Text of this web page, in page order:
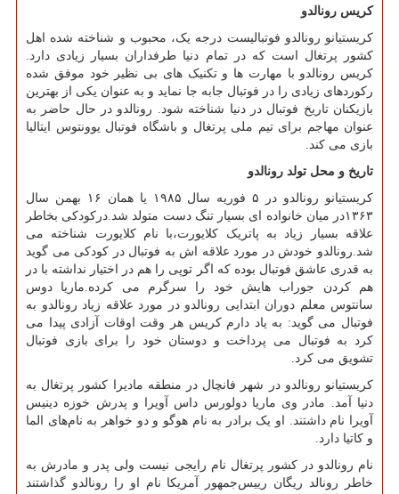
کریس رونالدو
کریستیانو رونالدو فوتبالیست درجه یک، محبوب و شناخته شده اهل
کشور پرتغال است که در تمام دنیا طرفداران بسیار زیادی دارد.
کریس رونالدو با مهارت ها و تکنیک های بی نظیر خود موفق شده
رکوردهای زیادی را در فوتبال جابه جا نماید و به عنوان یکی از بهترین
بازیکنان تاریخ فوتبال در دنیا شناخته شود. رونالدو در حال حاضر به
عنوان مهاجم برای تیم ملی پرتغال و باشگاه فوتبال یوونتوس ایتالیا
بازی می کند.
تاریخ و محل تولد رونالدو
کریستیانو رونالدو در ۵ فوریه سال ۱۹۸۵ یا همان ۱۶ بهمن سال
۱۳۶۳در میان خانواده ای بسیار تنگ دست متولد شد.درکودکی بخاطر
علاقه بسیار زیاد به پاتریک کلایورت،با نام کلایورت شناخته می
شد.رونالدو خودش در مورد علاقه اش به فوتبال در کودکی می گوید
به قدری عاشق فوتبال بوده که اگر توپی را هم در اختیار نداشته با در
هم کردن جوراب هایش خود را سرگرم می کرده.ماریا دوس
سانتوس معلم دوران ابتدایی رونالدو در مورد علاقه زیاد رونالدو به
فوتبال می گوید: به یاد دارم کریس هر وقت اوقات آزادی پیدا می
کرد به فوتبال می پرداخت و دوستان خود را برای بازی فوتبال
تشویق می کرد.
کریستیانو رونالدو در شهر فانچال در منطقه مادیرا کشور پرتغال به
دنیا آمد. مادر وی ماریا دولورس داس آویرا و پدرش خوزه دینیس
آویرا نام داشتند. او یک برادر به نام هوگو و دو خواهر به نام‌های الما
و کاتیا دارد.
نام رونالدو در کشور پرتغال نام رایجی نیست ولی پدر و مادرش به
خاطر رونالد ریگان رییس‌جمهور آمریکا نام او را رونالدو گذاشتند